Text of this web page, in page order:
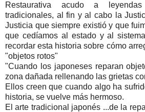
Restaurativa acudo a
tradicionales, al fin y al cabo la
Justicia que siempre existió y que
que cedíamos al estado y al
recordar esta historia sobre cómo
"objetos rotos"
"Cuando los japoneses reparan
zona dañada rellenando las grietas
Ellos creen que cuando algo ha
historia, se vuelve más hermoso.
El arte tradicional japonés ...de la